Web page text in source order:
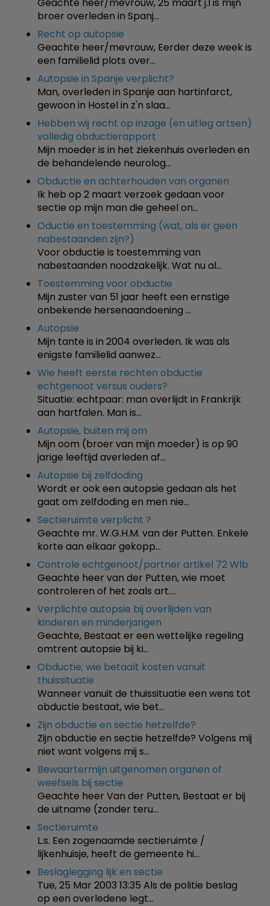
broer overleden in Spanj…
Recht op autopsie
Geachte heer/mevrouw, Eerder deze week is
een familielid plots over…
Autopsie in Spanje verplicht?
Man, overleden in Spanje aan hartinfarct,
gewoon in Hostel in z'n slaa…
Hebben wij recht op inzage (en uitleg artsen)
volledig obductierapport
Mijn moeder is in het ziekenhuis overleden en
de behandelende neurolog…
Obductie en achterhouden van organen
Ik heb op 2 maart verzoek gedaan voor
sectie op mijn man die geheel on…
Oductie en toestemming (wat, als er geen
nabestaanden zijn?)
Voor obductie is toestemming van
nabestaanden noodzakelijk. Wat nu al…
Toestemming voor obductie
Mijn zuster van 51 jaar heeft een ernstige
onbekende hersenaandoening …
Autopsie
Mijn tante is in 2004 overleden. Ik was als
enigste familielid aanwez…
Wie heeft eerste rechten obductie
echtgenoot versus ouders?
Situatie: echtpaar: man overlijdt in Frankrijk
aan hartfalen. Man is…
Autopsie, buiten mij om
Mijn oom (broer van mijn moeder) is op 90
jarige leeftijd averleden af…
Autopsie bij zelfdoding
Wordt er ook een autopsie gedaan als het
gaat om zelfdoding en men nie…
Sectieruimte verplicht ?
Geachte mr. W.G.H.M. van der Putten. Enkele
korte aan elkaar gekopp…
Controle echtgenoot/partner artikel 72 Wlb
Geachte heer van der Putten, wie moet
controleren of het zoals art.…
Verplichte autopsie bij overlijden van
kinderen en minderjarigen
Geachte, Bestaat er een wettelijke regeling
omtrent autopsie bij ki…
Obductie; wie betaalt kosten vanuit
thuissituatie
Wanneer vanuit de thuissituatie een wens tot
obductie bestaat, wie bet…
Zijn obductie en sectie hetzelfde?
Zijn obductie en sectie hetzelfde? Volgens mij
niet want volgens mij s…
Bewaartermijn uitgenomen organen of
weefsels bij sectie
Geachte heer Van der Putten, Bestaat er bij
de uitname (zonder teru…
Sectieruimte
L.s. Een zogenaamde sectieruimte /
lijkenhuisje, heeft de gemeente hi…
Beslaglegging lijk en sectie
Tue, 25 Mar 2003 13:35 Als de politie beslag
op een overledene legt…